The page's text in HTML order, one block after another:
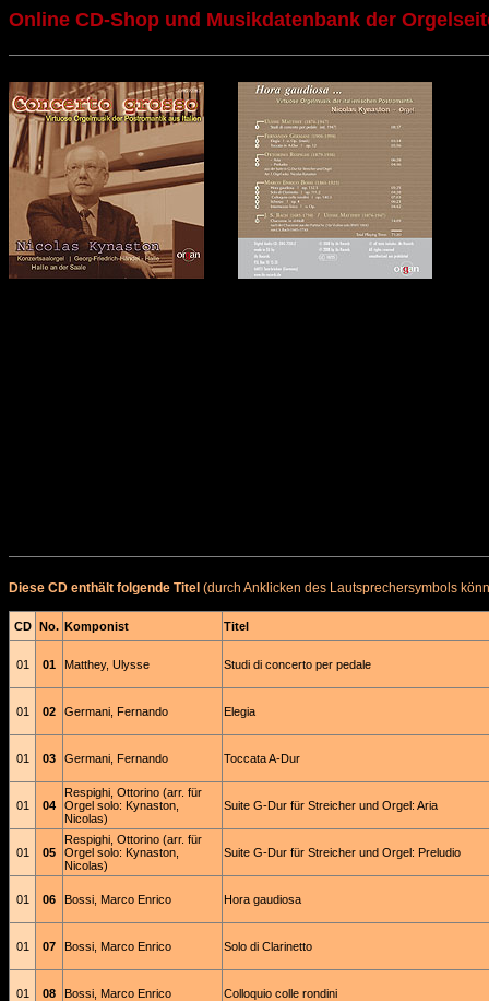
Online CD-Shop und Musikdatenbank der
Diese CD enthält folgende Titel (durch Anklicken des Lautsprechersymbols
CD No. Komponist Titel
01 01 Matthey, Ulysse Studi di concerto per pedale
01 02 Germani, Fernando Elegia
01 03 Germani, Fernando Toccata A-Dur
01 04
Respighi, Ottorino (arr. für
Orgel solo: Kynaston,
Nicolas)
Suite G-Dur für Streicher und Orgel: Aria
01 05
Respighi, Ottorino (arr. für
Orgel solo: Kynaston,
Nicolas)
Suite G-Dur für Streicher und Orgel: Preludio
01 06 Bossi, Marco Enrico Hora gaudiosa
01 07 Bossi, Marco Enrico Solo di Clarinetto
01 08 Bossi, Marco Enrico Colloquio colle rondini